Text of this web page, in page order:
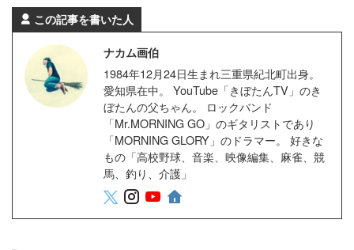
この記事を書いた人
ナカム画伯
1984年12月24日生まれ三重県紀北町出身。
愛知県在中。 YouTube「きぼたんTV」のき
ぼたんの父ちゃん。 ロックバンド
「Mr.MORNING GO」のギタリストであり
「MORNING GLORY」のドラマー。 好きな
もの「高校野球、音楽、映像編集、麻雀、競
馬、釣り、介護」